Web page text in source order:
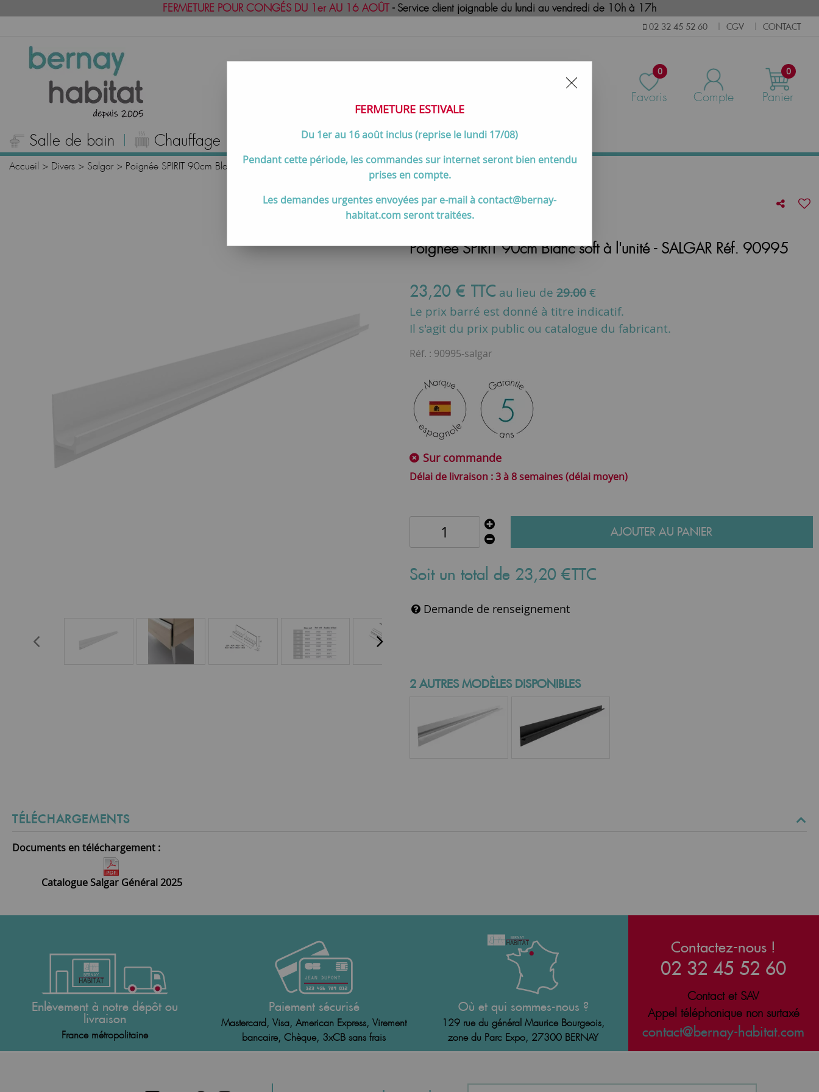
FERMETURE POUR CONGÉS DU 1er AU 16 AOÛT- Service client joignable du lundi au vendredi de 10h à 17h
02 32 45 52 60 CGV CONTACT
0
Favoris Compte
0
Panier
Salle de bain Chauffage Cuisson Meilleures ventes Contactez-nous
Accueil > Divers > Salgar > Poignée SPIRIT 90cm Blanc soft à l'unité - SALGAR Réf. 90995
Poignée SPIRIT 90cm Blanc soft à l'unité - SALGAR Réf. 90995
23,20 € TTC au lieu de 29.00€
Le prix barré est donné à titre indicatif.
Il s'agit du prix public ou catalogue du fabricant.
Réf. : 90995-salgar
Sur commande
3 à 8 semaines (délai moyen)
AJOUTER AU PANIER
Soit un total de 23,20 €TTC
Demande de renseignement
2 AUTRES MODÈLES DISPONIBLES
TÉLÉCHARGEMENTS
Documents en téléchargement :
Catalogue Salgar Général 2025
Enlèvement à notre dépôt ou
livraison
France métropolitaine
Paiement sécurisé
Mastercard, Visa, American Express, Virement
bancaire, Chèque, 3xCB sans frais
Où et qui sommes-nous ?
129 rue du général Maurice Bourgeois,
zone du Parc Expo, 27300 BERNAY
Contactez-nous !
02 32 45 52 60
Contact et SAV
Appel téléphonique non surtaxé
contact@bernay-habitat.com
FERMETURE ESTIVALE
Du 1er au 16 août inclus (reprise le lundi 17/08)
Pendant cette période, les commandes sur internet seront bien entendu
prises en compte.
Les demandes urgentes envoyées par e-mail à contact@bernay-
habitat.com seront traitées.